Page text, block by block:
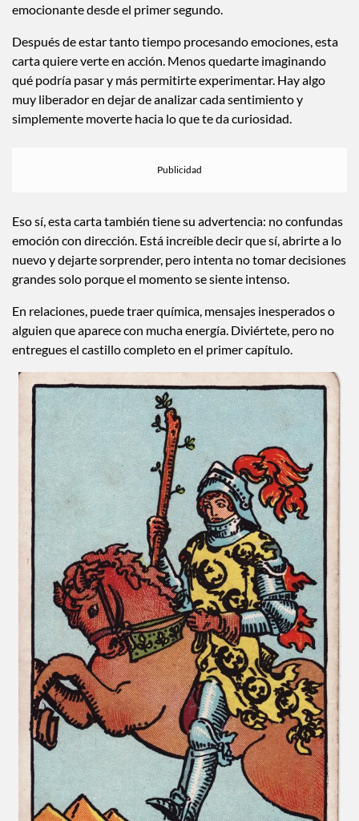
emocionante desde el primer segundo.
Después de estar tanto tiempo procesando emociones, esta
carta quiere verte en acción. Menos quedarte imaginando
qué podría pasar y más permitirte experimentar. Hay algo
muy liberador en dejar de analizar cada sentimiento y
simplemente moverte hacia lo que te da curiosidad.
Eso sí, esta carta también tiene su advertencia: no confundas
emoción con dirección. Está increíble decir que sí, abrirte a lo
nuevo y dejarte sorprender, pero intenta no tomar decisiones
grandes solo porque el momento se siente intenso.
En relaciones, puede traer química, mensajes inesperados o
alguien que aparece con mucha energía. Diviértete, pero no
entregues el castillo completo en el primer capítulo.